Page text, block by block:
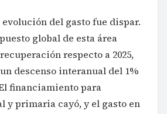
del gasto fue dispar.
global de esta área
respecto a 2025,
descenso interanual del 1%
financiamiento para
y primaria cayó, y el gasto en